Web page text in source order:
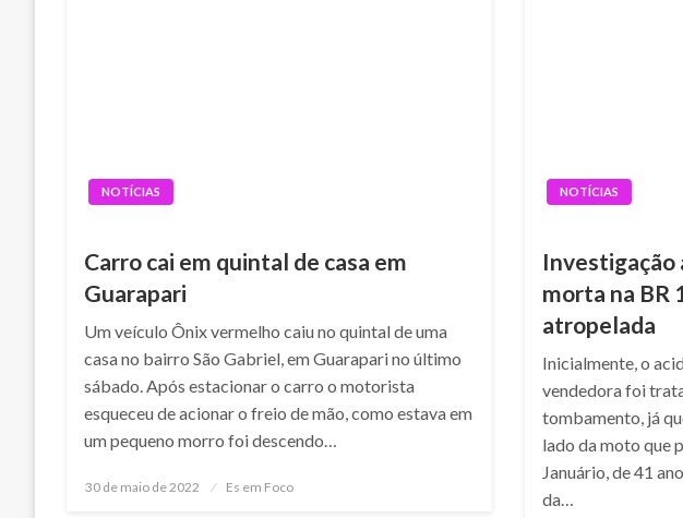
NOTÍCIAS
Carro cai em quintal de casa em
Guarapari
Um veículo Ônix vermelho caiu no quintal de uma
casa no bairro São Gabriel, em Guarapari no último
sábado. Após estacionar o carro o motorista
esqueceu de acionar o freio de mão, como estava em
um pequeno morro foi descendo…
Posted
30 de maio de 2022 Es em Foco
NOTÍCIAS
morta na BR
atropelada
Inicialmente, o
vendedora foi
tombamento, já
lado da moto que
Januário, de 41
da…